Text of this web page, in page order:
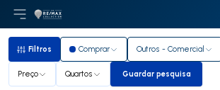
Abri menu principal
LogoIr para página inicial
Filtros
Filtros Comprar Outros - Comercial
Preço Quartos Guardar pesquisa
Guardar pesquisa